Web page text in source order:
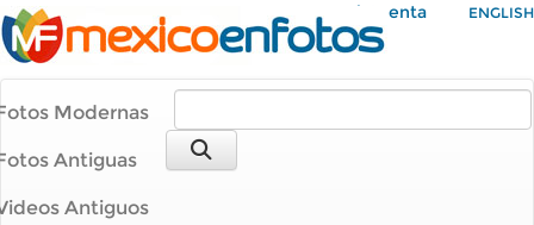
Mi Cuenta ENGLISH
Modernas
Antiguas
Antiguos